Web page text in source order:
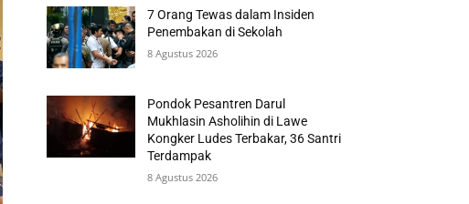
7 Orang Tewas dalam Insiden
Penembakan di Sekolah
8 Agustus 2026
Pondok Pesantren Darul
Mukhlasin Asholihin di Lawe
Kongker Ludes Terbakar, 36 Santri
Terdampak
8 Agustus 2026